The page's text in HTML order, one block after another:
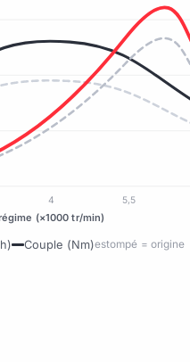
4 5,5
(×1000 tr/min)
Couple (Nm)estompé = origine